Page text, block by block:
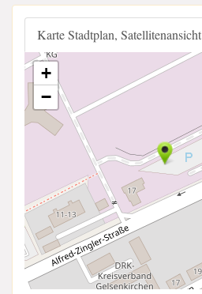
Karte Stadtplan, Satellitenansicht
+
−